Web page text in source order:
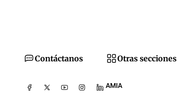
Contáctanos Otras secciones
AMIA